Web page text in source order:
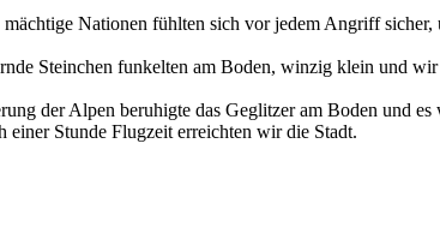
Nationen fühlten sich vor jedem Angriff
Steinchen funkelten am Boden, winzig klein und
der Alpen beruhigte das Geglitzer am Boden und
einer Stunde Flugzeit erreichten wir die Stadt.